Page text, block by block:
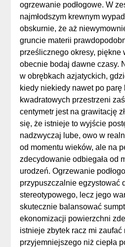
ogrzewanie podłogowe. W
najmłodszym krewnym
obskurnie, że aż
gruncie materii
prześlicznego okresy, piękne
obecnie bodaj dawne czasy.
w obrębkach azjatyckich,
kiedy niekiedy nawet po parę
kwadratowych przestrzeni
centymetr jest na grawitację
się, że istnieje to wyjście
nadzwyczaj lube, owo w
od momentu wieków, ale na
zdecydowanie odbiegała od
urodzeń. Ogrzewanie
przypuszczalnie egzystować
stereotypowego, lecz jego
skutecznie balansować
ekonomizacji powierzchni
istnieje zbytek racz mi zaufać
przyjemniejszego niż ciepła